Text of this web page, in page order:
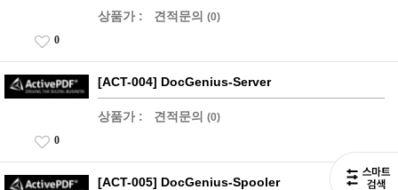
상품가 : 견적문의 (0)
0
[ACT-004] DocGenius-Server
상품가 : 견적문의 (0)
0
[ACT-005] DocGenius-Spooler